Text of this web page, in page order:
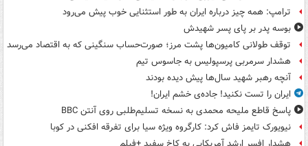
ترامپ: همه چیز درباره ایران به طور استثنایی خوب پیش می‌رود
بوسه‌ پدر بر پای پسر شهیدش
توقف طولانی کامیون‌ها پشت مرز؛ صورت‌حساب سنگینی که به اقتصاد می‌رسد
هشدار سرمربی پرسپولیس به جاسوس تیم
آنچه رهبر شهید سال‌ها پیش دیده بودند
ایران را تست نکنید! جاده‌ی خشم ایران!
پاسخ قاطع ملیحه محمدی به نسخه تسلیم‌طلبی روی آنتن BBC
نیویورک تایمز فاش کرد: کارگروه ویژه سیا برای تفرقه افکنی در کوبا